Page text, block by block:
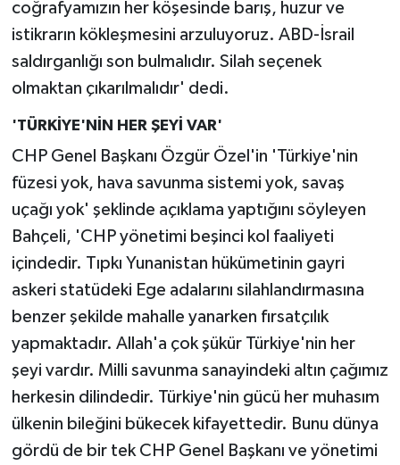
coğrafyamızın her köşesinde barış, huzur ve
istikrarın kökleşmesini arzuluyoruz. ABD-İsrail
saldırganlığı son bulmalıdır. Silah seçenek
olmaktan çıkarılmalıdır' dedi.
'TÜRKİYE'NİN HER ŞEYİ VAR'
CHP Genel Başkanı Özgür Özel'in 'Türkiye'nin
füzesi yok, hava savunma sistemi yok, savaş
uçağı yok' şeklinde açıklama yaptığını söyleyen
Bahçeli, 'CHP yönetimi beşinci kol faaliyeti
içindedir. Tıpkı Yunanistan hükümetinin gayri
askeri statüdeki Ege adalarını silahlandırmasına
benzer şekilde mahalle yanarken fırsatçılık
yapmaktadır. Allah'a çok şükür Türkiye'nin her
şeyi vardır. Milli savunma sanayindeki altın çağımız
herkesin dilindedir. Türkiye'nin gücü her muhasım
ülkenin bileğini bükecek kifayettedir. Bunu dünya
gördü de bir tek CHP Genel Başkanı ve yönetimi